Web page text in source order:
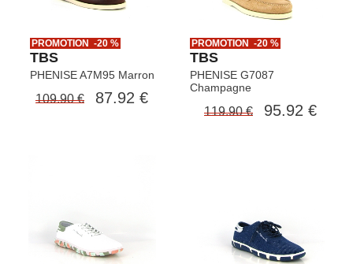
PROMOTION -20 %
TBS
PHENISE A7M95 Marron
109.90 € 87.92 €
PROMOTION -20 %
TBS
PHENISE G7087
Champagne
119.90 € 95.92 €